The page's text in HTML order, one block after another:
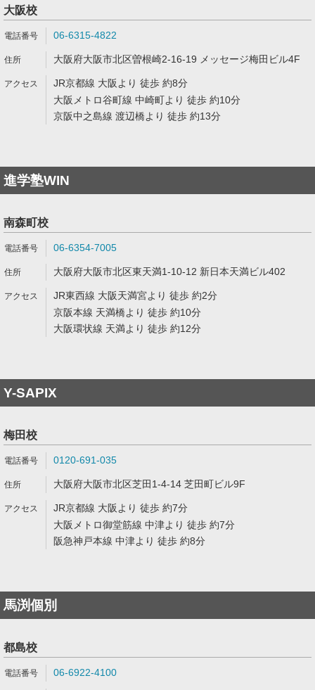
大阪校
06-6315-4822
大阪府大阪市北区曽根崎2-16-19 メッセージ梅田ビル4F
JR京都線 大阪より 徒歩 約8分
大阪メトロ谷町線 中崎町より 徒歩 約10分
京阪中之島線 渡辺橋より 徒歩 約13分
進学塾WIN
南森町校
06-6354-7005
大阪府大阪市北区東天満1-10-12 新日本天満ビル402
JR東西線 大阪天満宮より 徒歩 約2分
京阪本線 天満橋より 徒歩 約10分
大阪環状線 天満より 徒歩 約12分
Y-SAPIX
梅田校
0120-691-035
大阪府大阪市北区芝田1-4-14 芝田町ビル9F
JR京都線 大阪より 徒歩 約7分
大阪メトロ御堂筋線 中津より 徒歩 約7分
阪急神戸本線 中津より 徒歩 約8分
馬渕個別
都島校
06-6922-4100